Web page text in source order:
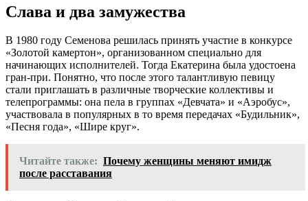
Слава и два замужества
В 1980 году Семенова решилась принять участие в конкурсе
«Золотой камертон», организованном специально для
начинающих исполнителей. Тогда Екатерина была удостоена
гран-при. Понятно, что после этого талантливую певицу
стали приглашать в различные творческие коллективы и
телепрограммы: она пела в группах «Девчата» и «Аэробус»,
участвовала в популярных в то время передачах «Будильник»,
«Песня года», «Шире круг».
Читайте также: Почему женщины меняют имидж
после расставания